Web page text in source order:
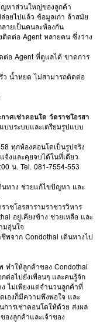
หาส่วนใหญ่ของลูกค้า
ยไปแล้ว ข้อมูลเก่า ล้าสมัย
ายเป็นคนละห้องกัน
ติดต่อ Agent หลายคน ซึ่งว่าง
ต่อ Agent ที่ดูแลได้ ขาดการ
ว น้ำหยด ไม่สามารถติดต่อ
าศเช่าคอนโด วัดราชโอรสา
บบระบบและเตรียมรูปแบบ
ทุกห้องคอนโดเป็นรูปจริง
งและคุยจบได้ในที่เดียว
น. Tel. 081-7554-553
นทาง ช่วยแก้ไขปัญหา และ
าชโอรสารามราชวรวิหาร
อยู่เคียงข้าง ช่วยเหลือ และ
มอุ่นใจ
พจาก Condothai เดินทางไป
ำให้ลูกค้าของ Condothai
ต่อไปยังเพื่อนๆ และคนรู้จัก
ง ไม่เพียงแต่จำนวนลูกค้าที่
เองก็มีความพึงพอใจ และ
ารเช่าคอนโดให้ด้วย ส่งผล
งลูกค้าและเจ้าของ